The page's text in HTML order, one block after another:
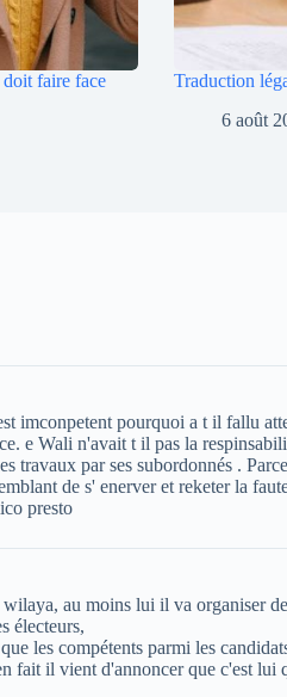
faire face
Traduction
6 août
imconpetent pourquoi a t il fallu
e Wali n'avait t il pas la
travaux par ses subordonnés .
de s' enerver et reketer la
presto
au moins lui il va organiser
électeurs,
les compétents parmi les
fait il vient d'annoncer que c'est lui